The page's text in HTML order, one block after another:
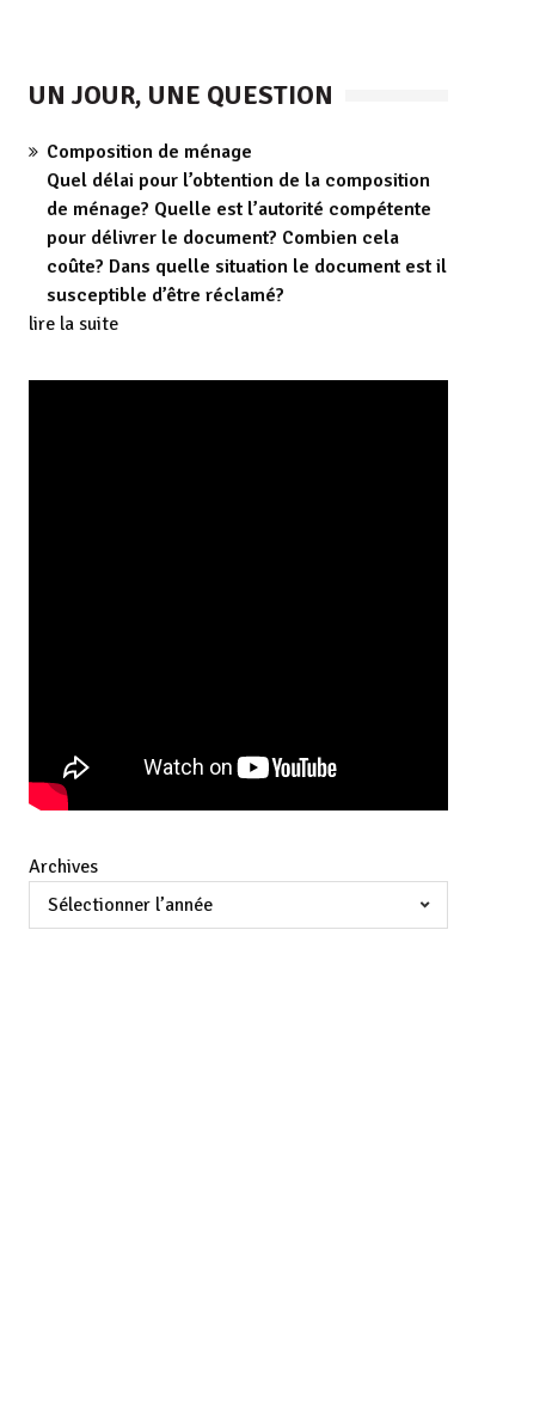
UN JOUR, UNE QUESTION
Composition de ménage
Quel délai pour l’obtention de la composition
de ménage? Quelle est l’autorité compétente
pour délivrer le document? Combien cela
coûte? Dans quelle situation le document est il
susceptible d’être réclamé?
lire la suite
Archives